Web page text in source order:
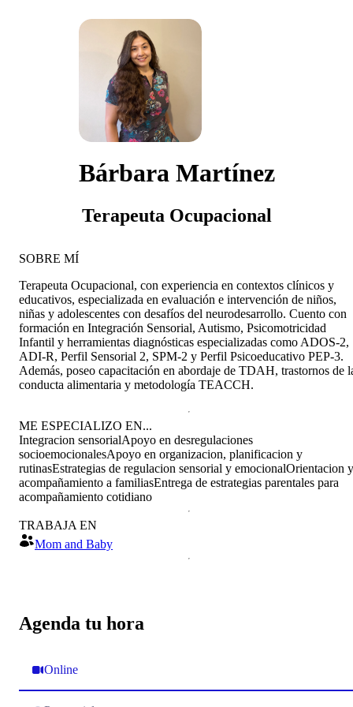
Bárbara Martínez
Terapeuta Ocupacional
Agenda tu hora
Online
SOBRE MÍ
Terapeuta Ocupacional, con experiencia en contextos clínicos y
educativos, especializada en evaluación e intervención de niños,
niñas y adolescentes con desafíos del neurodesarrollo. Cuento con
formación en Integración Sensorial, Autismo, Psicomotricidad
Infantil y herramientas diagnósticas especializadas como ADOS-2,
ADI-R, Perfil Sensorial 2, SPM-2 y Perfil Psicoeducativo PEP-3.
Además, poseo capacitación en abordaje de TDAH, trastornos de
conducta alimentaria y metodología TEACCH.
ME ESPECIALIZO EN...
Integracion sensorialApoyo en desregulaciones
socioemocionalesApoyo en organizacion, planificacion y
rutinasEstrategias de regulacion sensorial y emocionalOrientacion y
acompañamiento a familiasEntrega de estrategias parentales para
acompañamiento cotidiano
TRABAJA EN
Mom and Baby